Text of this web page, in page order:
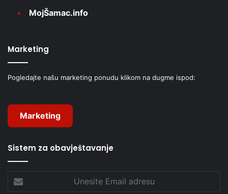
MojŠamac.info
Marketing
Pogledajte našu marketing ponudu klikom na dugme ispod:
Marketing
Sistem za obavještavanje
Email